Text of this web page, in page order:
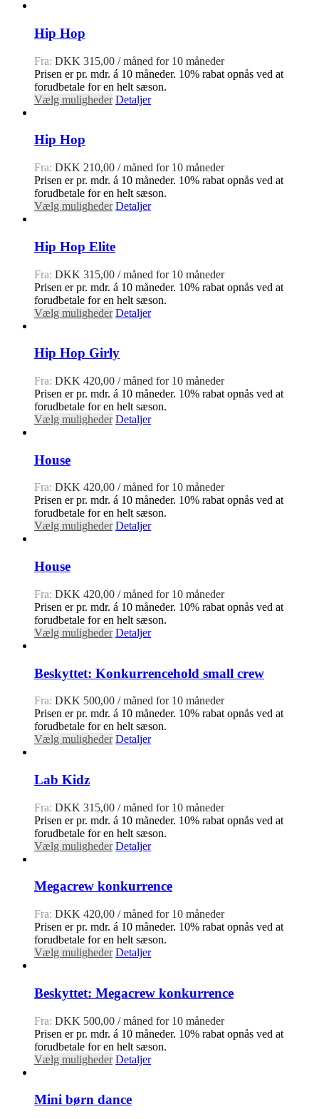
Hip Hop
Fra: DKK 315,00 / måned for 10 måneder
Prisen er pr. mdr. á 10 måneder. 10% rabat opnås ved at
forudbetale for en helt sæson.
Vælg muligheder Detaljer
Hip Hop
Fra: DKK 210,00 / måned for 10 måneder
Prisen er pr. mdr. á 10 måneder. 10% rabat opnås ved at
forudbetale for en helt sæson.
Vælg muligheder Detaljer
Hip Hop Elite
Fra: DKK 315,00 / måned for 10 måneder
Prisen er pr. mdr. á 10 måneder. 10% rabat opnås ved at
forudbetale for en helt sæson.
Vælg muligheder Detaljer
Hip Hop Girly
Fra: DKK 420,00 / måned for 10 måneder
Prisen er pr. mdr. á 10 måneder. 10% rabat opnås ved at
forudbetale for en helt sæson.
Vælg muligheder Detaljer
House
Fra: DKK 420,00 / måned for 10 måneder
Prisen er pr. mdr. á 10 måneder. 10% rabat opnås ved at
forudbetale for en helt sæson.
Vælg muligheder Detaljer
House
Fra: DKK 420,00 / måned for 10 måneder
Prisen er pr. mdr. á 10 måneder. 10% rabat opnås ved at
forudbetale for en helt sæson.
Vælg muligheder Detaljer
Beskyttet: Konkurrencehold small crew
Fra: DKK 500,00 / måned for 10 måneder
Prisen er pr. mdr. á 10 måneder. 10% rabat opnås ved at
forudbetale for en helt sæson.
Vælg muligheder Detaljer
Lab Kidz
Fra: DKK 315,00 / måned for 10 måneder
Prisen er pr. mdr. á 10 måneder. 10% rabat opnås ved at
forudbetale for en helt sæson.
Vælg muligheder Detaljer
Megacrew konkurrence
Fra: DKK 420,00 / måned for 10 måneder
Prisen er pr. mdr. á 10 måneder. 10% rabat opnås ved at
forudbetale for en helt sæson.
Vælg muligheder Detaljer
Beskyttet: Megacrew konkurrence
Fra: DKK 500,00 / måned for 10 måneder
Prisen er pr. mdr. á 10 måneder. 10% rabat opnås ved at
forudbetale for en helt sæson.
Vælg muligheder Detaljer
Mini børn dance